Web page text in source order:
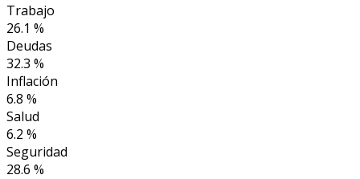
Trabajo
26.1 %
Deudas
32.3 %
Inflación
6.8 %
Salud
6.2 %
Seguridad
28.6 %